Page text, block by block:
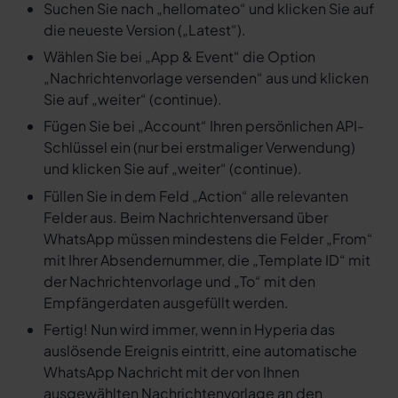
Suchen Sie nach „hellomateo“ und klicken Sie auf
die neueste Version („Latest“).
Wählen Sie bei „App & Event“ die Option
„Nachrichtenvorlage versenden“ aus und klicken
Sie auf „weiter“ (continue).
Fügen Sie bei „Account“ Ihren persönlichen API-
Schlüssel ein (nur bei erstmaliger Verwendung)
und klicken Sie auf „weiter“ (continue).
Füllen Sie in dem Feld „Action“ alle relevanten
Felder aus. Beim Nachrichtenversand über
WhatsApp müssen mindestens die Felder „From“
mit Ihrer Absendernummer, die „Template ID“ mit
der Nachrichtenvorlage und „To“ mit den
Empfängerdaten ausgefüllt werden.
Fertig! Nun wird immer, wenn in Hyperia das
auslösende Ereignis eintritt, eine automatische
WhatsApp Nachricht mit der von Ihnen
ausgewählten Nachrichtenvorlage an den